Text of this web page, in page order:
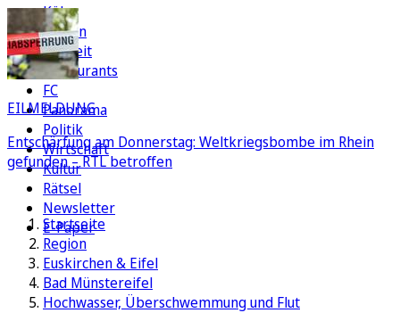
Köln
Region
Freizeit
Restaurants
FC
Panorama
Politik
Wirtschaft
Kultur
Rätsel
Newsletter
E-Paper
EILMELDUNG
Entschärfung am Donnerstag: Weltkriegsbombe im Rhein
gefunden – RTL betroffen
Startseite
Region
Euskirchen & Eifel
Bad Münstereifel
Hochwasser, Überschwemmung und Flut